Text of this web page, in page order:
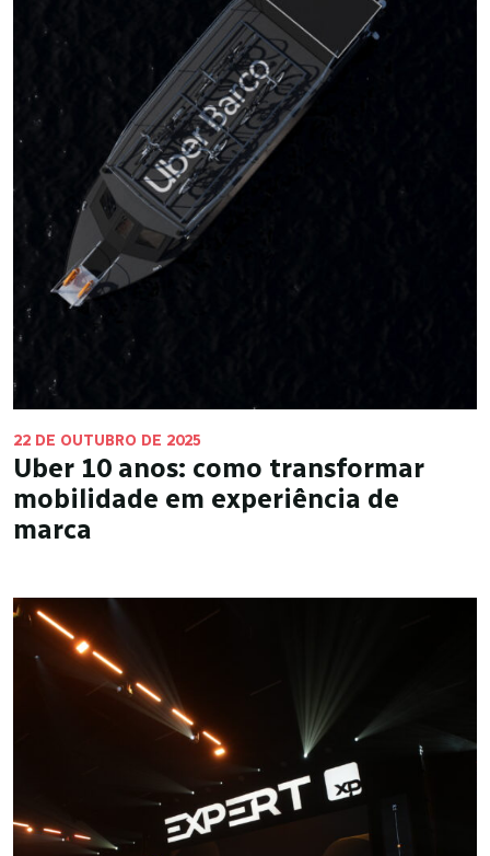
22 DE OUTUBRO DE 2025
Uber 10 anos: como transformar
mobilidade em experiência de
marca